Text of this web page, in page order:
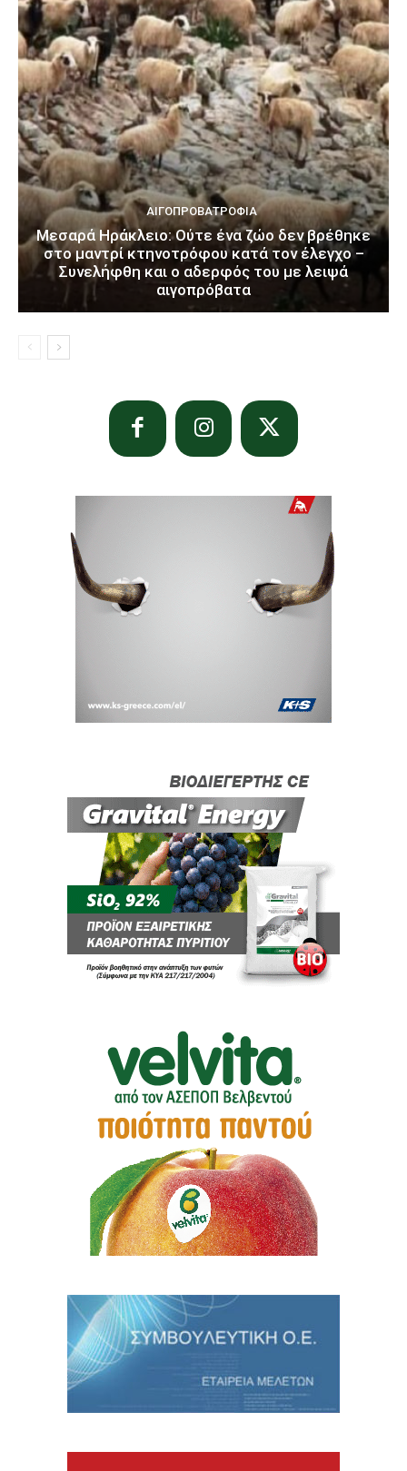
ΑΙΓΟΠΡΟΒΑΤΡΟΦΊΑ
Μεσαρά Ηράκλειο: Ούτε ένα ζώο δεν βρέθηκε
στο μαντρί κτηνοτρόφου κατά τον έλεγχο –
Συνελήφθη και ο αδερφός του με λειψά
αιγοπρόβατα